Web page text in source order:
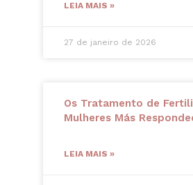
LEIA MAIS »
27 de janeiro de 2026
Os Tratamento de
Mulheres Más
LEIA MAIS »